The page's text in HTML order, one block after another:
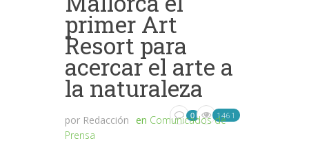
primer Art
Resort para
acercar el arte a
la naturaleza
por Redacción en Comunicados de
Prensa
0 1461